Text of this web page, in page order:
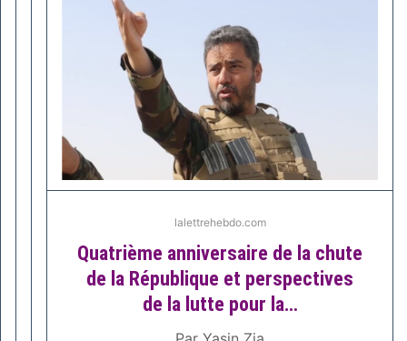
lalettrehebdo.com
Quatrième anniversaire de la chute
de la République et perspectives
de la lutte pour la…